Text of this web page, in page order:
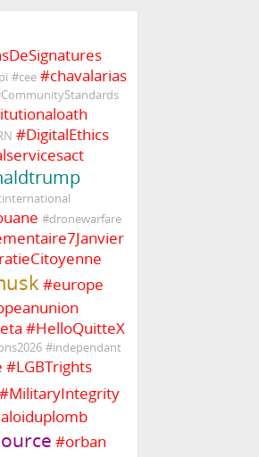
#cee #chavalarias
CommunityStandards
#DigitalEthics
#dronewarfare
#europe
#HelloQuitteX
#independant
#LGBTrights
#MilitaryIntegrity
#orban